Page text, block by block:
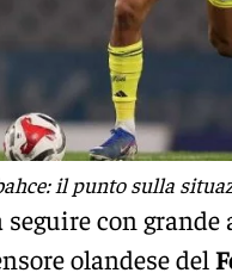
il punto sulla
con grande
olandese del